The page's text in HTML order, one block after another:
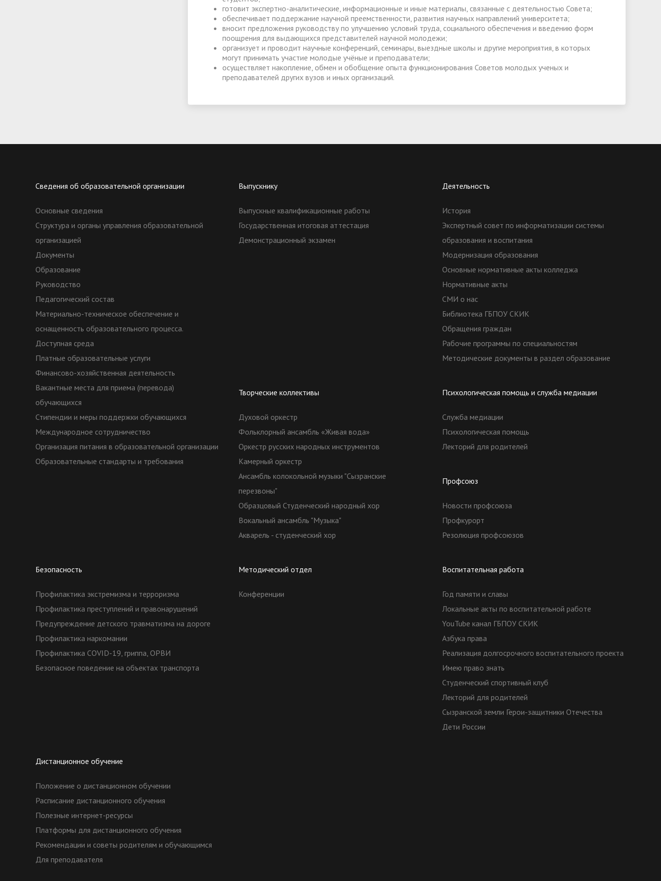
готовит экспертно-аналитические, информационные и иные материалы, связанные с деятельностью Совета;
обеспечивает поддержание научной преемственности, развития научных направлений университета;
вносит предложения руководству по улучшению условий труда, социального обеспечения и введению форм
поощрения для выдающихся представителей научной молодежи;
организует и проводит научные конференций, семинары, выездные школы и другие мероприятия, в которых
могут принимать участие молодые учёные и преподаватели;
осуществляет накопление, обмен и обобщение опыта функционирования Советов молодых ученых и
преподавателей других вузов и иных организаций.
Сведения об образовательной организации
Основные сведения
Структура и органы управления образовательной
организацией
Документы
Образование
Руководство
Педагогический состав
Материально-техническое обеспечение и
оснащенность образовательного процесса.
Доступная среда
Платные образовательные услуги
Финансово-хозяйственная деятельность
Вакантные места для приема (перевода)
обучающихся
Стипендии и меры поддержки обучающихся
Международное сотрудничество
Организация питания в образовательной организации
Образовательные стандарты и требования
Выпускнику
Выпускные квалификационные работы
Государственная итоговая аттестация
Демонстрационный экзамен
Деятельность
История
Экспертный совет по информатизации системы
образования и воспитания
Модернизация образования
Основные нормативные акты колледжа
Нормативные акты
СМИ о нас
Библиотека ГБПОУ СКИК
Обращения граждан
Рабочие программы по специальностям
Методические документы в раздел образование
Творческие коллективы
Духовой оркестр
Фольклорный ансамбль «Живая вода»
Оркестр русских народных инструментов
Камерный оркестр
Ансамбль колокольной музыки "Сызранские
перезвоны"
Образцовый Студенческий народный хор
Вокальный ансамбль "Музыка"
Акварель - студенческий хор
Психологическая помощь и служба медиации
Служба медиации
Психологическая помощь
Лекторий для родителей
Профсоюз
Новости профсоюза
Профкурорт
Резолюция профсоюзов
Безопасность
Профилактика экстремизма и терроризма
Профилактика преступлений и правонарушений
Предупреждение детского травматизма на дороге
Профилактика наркомании
Профилактика COVID-19, гриппа, ОРВИ
Безопасное поведение на объектах транспорта
Методический отдел
Конференции
Воспитательная работа
Год памяти и славы
Локальные акты по воспитательной работе
YouTube канал ГБПОУ СКИК
Азбука права
Реализация долгосрочного воспитательного проекта
Имею право знать
Студенческий спортивный клуб
Лекторий для родителей
Сызранской земли Герои-защитники Отечества
Дети России
Дистанционное обучение
Положение о дистанционном обучении
Расписание дистанционного обучения
Полезные интернет-ресурсы
Платформы для дистанционного обучения
Рекомендации и советы родителям и обучающимся
Для преподавателя